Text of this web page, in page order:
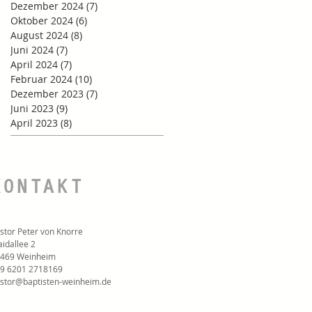
Dezember 2024 (7)
Oktober 2024 (6)
August 2024 (8)
Juni 2024 (7)
April 2024 (7)
Februar 2024 (10)
Dezember 2023 (7)
Juni 2023 (9)
April 2023 (8)
Peter von Knorre
2
Weinheim
6201 2718169‬
weinheim.de